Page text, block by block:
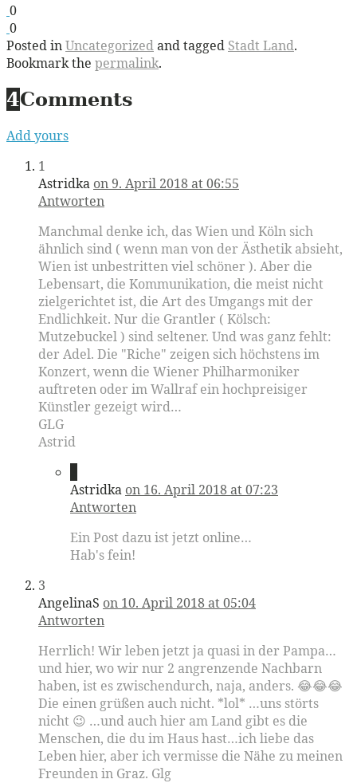
0
0
Posted inUncategorizedand tagged Stadt Land.
Bookmark the permalink.
4Comments
Add yours
1
Astridka on 9. April 2018 at 06:55
Antworten
Manchmal denke ich, das Wien und Köln sich
ähnlich sind ( wenn man von der Ästhetik absieht,
Wien ist unbestritten viel schöner ). Aber die
Lebensart, die Kommunikation, die meist nicht
zielgerichtet ist, die Art des Umgangs mit der
Endlichkeit. Nur die Grantler ( Kölsch:
Mutzebuckel ) sind seltener. Und was ganz fehlt:
der Adel. Die "Riche" zeigen sich höchstens im
Konzert, wenn die Wiener Philharmoniker
auftreten oder im Wallraf ein hochpreisiger
Künstler gezeigt wird…
GLG
Astrid
Astridka on 16. April 2018 at 07:23
Antworten
Ein Post dazu ist jetzt online…
Hab's fein!
3
AngelinaS on 10. April 2018 at 05:04
Antworten
Herrlich! Wir leben jetzt ja quasi in der Pampa…
und hier, wo wir nur 2 angrenzende Nachbarn
haben, ist es zwischendurch, naja, anders. 😂😂😂
Die einen grüßen auch nicht. *lol* …uns störts
nicht 😉 …und auch hier am Land gibt es die
Menschen, die du im Haus hast…ich liebe das
Leben hier, aber ich vermisse die Nähe zu meinen
Freunden in Graz. Glg